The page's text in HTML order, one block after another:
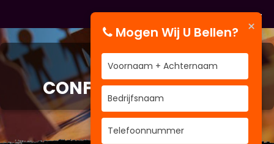
CURSUS
CONFLICTHANTERING
×
Mogen Wij U Bellen?